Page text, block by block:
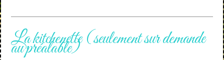
La kitchenette (seulement sur demande
au préalable)